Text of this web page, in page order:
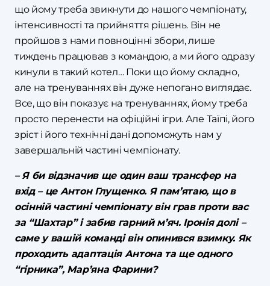
що йому треба звикнути до нашого чемпіонату,
інтенсивності та прийняття рішень. Він не
пройшов з нами повноцінні збори, лише
тиждень працював з командою, а ми його одразу
кинули в такий котел… Поки що йому складно,
але на тренуваннях він дуже непогано виглядає.
Все, що він показує на тренуваннях, йому треба
просто перенести на офіційні ігри. Але Таїпі, його
зріст і його технічні дані допоможуть нам у
завершальній частині чемпіонату.
– Я би відзначив ще один ваш трансфер на
вхід – це Антон Глущенко. Я пам’ятаю, що в
осінній частині чемпіонату він грав проти вас
за “Шахтар” і забив гарний м’яч. Іронія долі –
саме у вашій команді він опинився взимку. Як
проходить адаптація Антона та ще одного
“гірника”, Мар’яна Фарини?